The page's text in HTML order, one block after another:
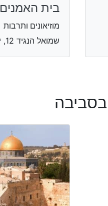
בית האמנים
מוזיאונים ותרבות
שמואל הנגיד 12, ירושלים
בסביבה